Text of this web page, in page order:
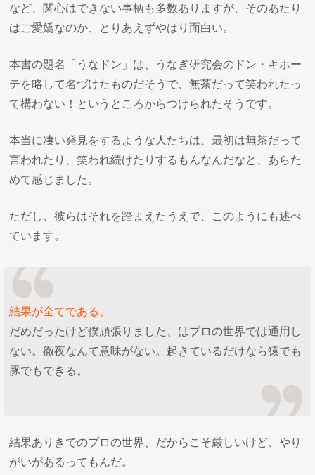
など、関心はできない事柄も多数ありますが、そのあたり
はご愛嬌なのか、とりあえずやはり面白い。
本書の題名「うなドン」は、うなぎ研究会のドン・キホー
テを略して名づけたものだそうで、無茶だって笑われたっ
て構わない！というところからつけられたそうです。
本当に凄い発見をするような人たちは、最初は無茶だって
言われたり、笑われ続けたりするもんなんだなと、あらた
めて感じました。
ただし、彼らはそれを踏まえたうえで、このようにも述べ
ています。
結果が全てである。
だめだったけど僕頑張りました、はプロの世界では通用し
ない。徹夜なんて意味がない。起きているだけなら猿でも
豚でもできる。
結果ありきでのプロの世界、だからこそ厳しいけど、やり
がいがあるってもんだ。